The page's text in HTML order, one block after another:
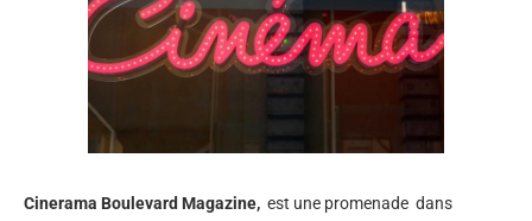
Cinerama Boulevard Magazine, est une promenade dans